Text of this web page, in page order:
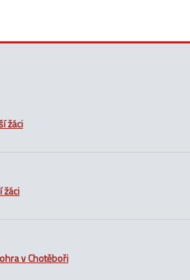
žáci
žáci
v Chotěboři